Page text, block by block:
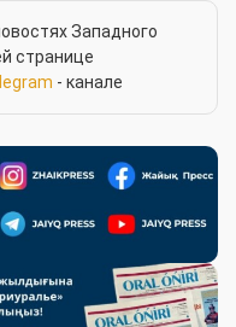
Западного
странице
- канале